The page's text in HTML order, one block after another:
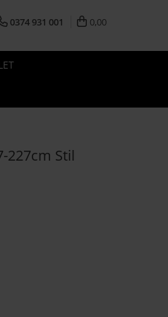
0374 931 001 0,00
227cm Stil